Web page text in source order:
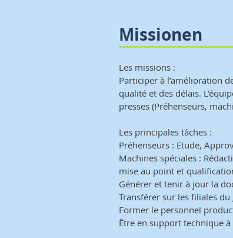
Missionen
Les missions :
Participer à l’amélioration
qualité et des délais.
presses (Préhenseurs,
Les principales tâches :
Préhenseurs : Etude,
Machines spéciales :
mise au point et
Générer et tenir à jour la
Transférer sur les filiales du
Former le personnel
Être en support technique